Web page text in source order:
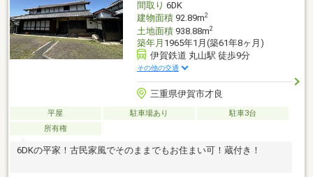
間取り 6DK
建物面積92.89m2
土地面積938.88m2
築年月 1965年1月(築61年8ヶ月)
伊賀鉄道 丸山駅 徒歩9分
その他の交通
三重県伊賀市才良
平屋 駐車場あり
駐車3台
所有権
6DKの平家！古民家風でそのままでもお住まい可！蔵付き！